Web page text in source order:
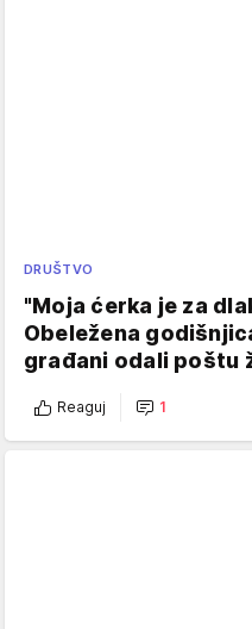
DRUŠTVO
"Moja ćerka je za
Obeležena
građani odali poštu
Reaguj 1